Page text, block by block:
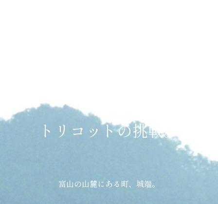
トリコットの挑戦。
富山の山麓にある町、城端。